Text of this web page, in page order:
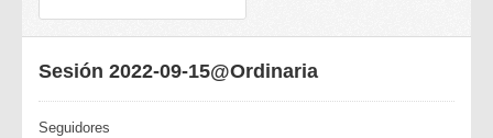
Sesión 2022-09-15@Ordinaria
Seguidores